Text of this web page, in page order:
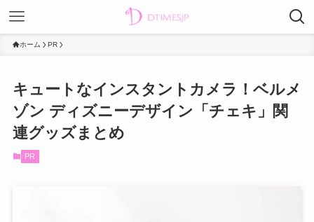
ホーム PR
キュートなインスタントカメラ！ベルメ
ゾン ディズニーデザイン「チェキ」関
連グッズまとめ
PR